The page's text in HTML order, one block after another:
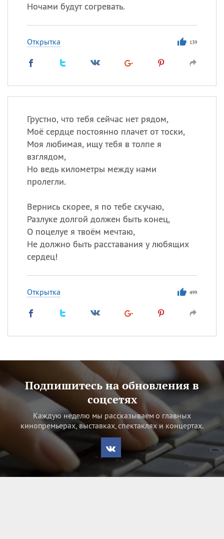
Ночами будут согревать.
Открытка 139
Грустно, что тебя сейчас нет рядом,
Моё сердце постоянно плачет от тоски,
Моя любимая, ищу тебя в толпе я
взглядом,
Но ведь километры между нами
пролегли.
Вернись скорее, я по тебе скучаю,
Разлуке долгой должен быть конец,
О поцелуе я твоём мечтаю,
Не должно быть расставания у любящих
сердец!
Открытка 499
Подпишитесь на обновления в
соцсетях
Каждую неделю мы рассказываем о главных
кинопремьерах, выставках, спектаклях и концертах.